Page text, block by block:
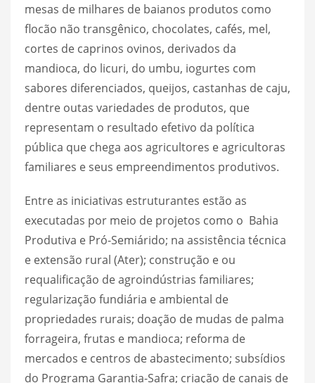
mesas de milhares de baianos produtos como
flocão não transgênico, chocolates, cafés, mel,
cortes de caprinos ovinos, derivados da
mandioca, do licuri, do umbu, iogurtes com
sabores diferenciados, queijos, castanhas de caju,
dentre outas variedades de produtos, que
representam o resultado efetivo da política
pública que chega aos agricultores e agricultoras
familiares e seus empreendimentos produtivos.
Entre as iniciativas estruturantes estão as
executadas por meio de projetos como o Bahia
Produtiva e Pró-Semiárido; na assistência técnica
e extensão rural (Ater); construção e ou
requalificação de agroindústrias familiares;
regularização fundiária e ambiental de
propriedades rurais; doação de mudas de palma
forrageira, frutas e mandioca; reforma de
mercados e centros de abastecimento; subsídios
do Programa Garantia-Safra; criação de canais de